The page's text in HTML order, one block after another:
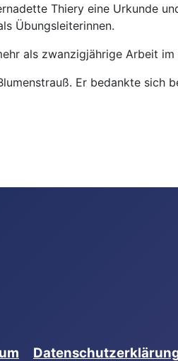
Thiery eine Urkunde
Übungsleiterinnen.
als zwanzigjährige Arbeit im
Er bedankte sich